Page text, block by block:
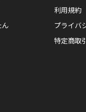
利用規約
プライバ
特定商取